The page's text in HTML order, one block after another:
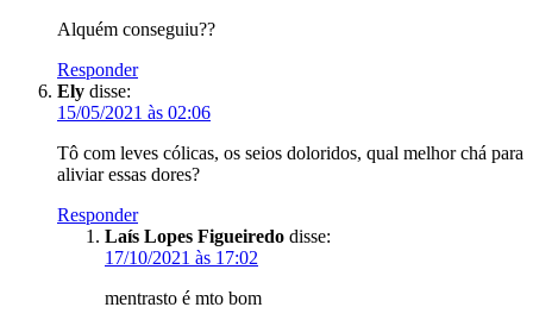
Alquém conseguiu??
Responder
Ely disse:
15/05/2021 às 02:06
Tô com leves cólicas, os seios doloridos, qual melhor chá para
aliviar essas dores?
Responder
Laís Lopes Figueiredo disse:
17/10/2021 às 17:02
mentrasto é mto bom